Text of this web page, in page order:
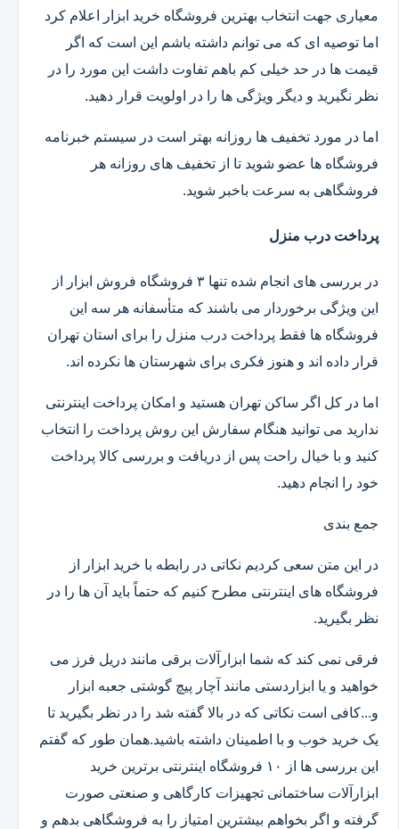
معیاری جهت انتخاب بهترین فروشگاه خرید ابزار اعلام کرد
اما توصیه ای که می توانم داشته باشم این است که اگر
قیمت ها در حد خیلی کم باهم تفاوت داشت این مورد را در
نظر نگیرید و دیگر ویژگی ها را در اولویت قرار دهید.
اما در مورد تخفیف ها روزانه بهتر است در سیستم خبرنامه
فروشگاه ها عضو شوید تا از تخفیف های روزانه هر
فروشگاهی به سرعت باخبر شوید.
پرداخت درب منزل
در بررسی های انجام شده تنها ۳ فروشگاه فروش ابزار از
این ویژگی برخوردار می باشند که متأسفانه هر سه این
فروشگاه ها فقط پرداخت درب منزل را برای استان تهران
قرار داده اند و هنوز فکری برای شهرستان ها نکرده اند.
اما در کل اگر ساکن تهران هستید و امکان پرداخت اینترنتی
ندارید می توانید هنگام سفارش این روش پرداخت را انتخاب
کنید و با خیال راحت پس از دریافت و بررسی کالا پرداخت
خود را انجام دهید.
جمع بندی
در این متن سعی کردیم نکاتی در رابطه با خرید ابزار از
فروشگاه های اینترنتی مطرح کنیم که حتماً باید آن ها را در
نظر بگیرید.
فرقی نمی کند که شما ابزارآلات برقی مانند دریل فرز می
خواهید و یا ابزاردستی مانند آچار پیچ گوشتی جعبه ابزار
و...کافی است نکاتی که در بالا گفته شد را در نظر بگیرید تا
یک خرید خوب و با اطمینان داشته باشید.همان طور که گفتم
این بررسی ها از ۱۰ فروشگاه اینترنتی برترین خرید
ابزارآلات ساختمانی تجهیزات کارگاهی و صنعتی صورت
گرفته و اگر بخواهم بیشترین امتیاز را به فروشگاهی بدهم و